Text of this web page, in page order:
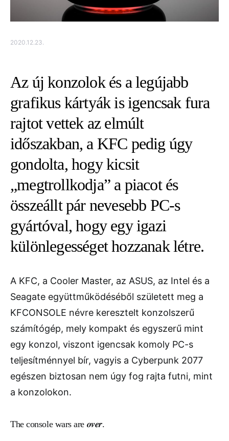
2020.12.23.
Az új konzolok és a legújabb
grafikus kártyák is igencsak fura
rajtot vettek az elmúlt
időszakban, a KFC pedig úgy
gondolta, hogy kicsit
„megtrollkodja” a piacot és
összeállt pár nevesebb PC-s
gyártóval, hogy egy igazi
különlegességet hozzanak létre.
A KFC, a Cooler Master, az ASUS, az Intel és a
Seagate együttműködéséből született meg a
KFCONSOLE névre keresztelt konzolszerű
számítógép, mely kompakt és egyszerű mint
egy konzol, viszont igencsak komoly PC-s
teljesítménnyel bír, vagyis a Cyberpunk 2077
egészen biztosan nem úgy fog rajta futni, mint
a konzolokon.
The console wars are 𝒐𝒗𝒆𝒓.